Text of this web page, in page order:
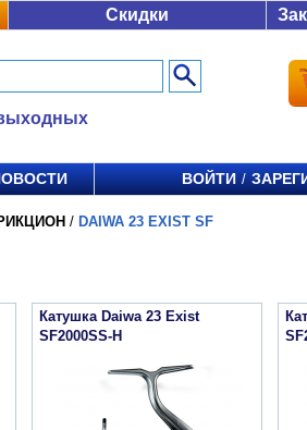
Скидки
ВОЙТИ /
/ DAIWA 23 EXIST SF
Катушка Daiwa 23 Exist
SF2000SS-H